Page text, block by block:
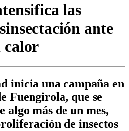
las
ante
calor
inicia una campaña en
Fuengirola, que se
algo más de un mes,
de insectos